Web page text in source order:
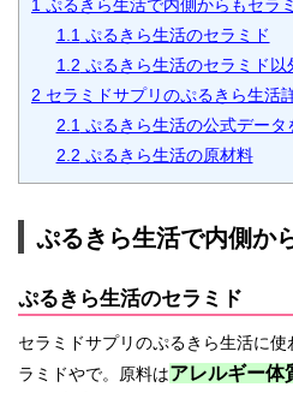
1 ぷるきら生活で内側からもセラ
1.1 ぷるきら生活のセラミド
1.2 ぷるきら生活のセラミド以
2 セラミドサプリのぷるきら生活
2.1 ぷるきら生活の公式データ
2.2 ぷるきら生活の原材料
ぷるきら生活で内側か
ぷるきら生活のセラミド
セラミドサプリのぷるきら生活に
ラミドやで。原料はアレルギー体